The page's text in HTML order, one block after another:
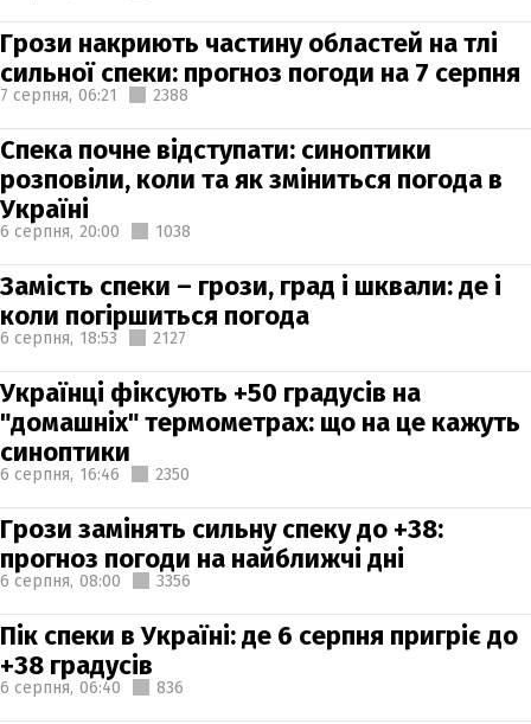
Грози накриють частину областей на тлі
сильної спеки: прогноз погоди на 7 серпня
7 серпня, 06:21 2388
Спека почне відступати: синоптики
розповіли, коли та як зміниться погода в
Україні
6 серпня, 20:00 1038
Замість спеки – грози, град і шквали: де і
коли погіршиться погода
6 серпня, 18:53 2127
Українці фіксують +50 градусів на
"домашніх" термометрах: що на це кажуть
синоптики
6 серпня, 16:46 2350
Грози замінять сильну спеку до +38:
прогноз погоди на найближчі дні
6 серпня, 08:00 3356
Пік спеки в Україні: де 6 серпня пригріє до
+38 градусів
6 серпня, 06:40 836